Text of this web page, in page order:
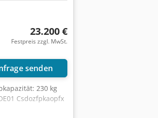
23.200 €
Festpreis zzgl. MwSt.
senden
230 kg
Csdozfpkaopfx